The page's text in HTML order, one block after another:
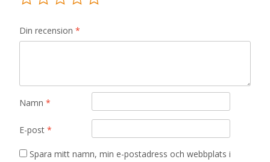
Din recension *
Namn *
E-post *
Spara mitt namn, min e-postadress och webbplats i